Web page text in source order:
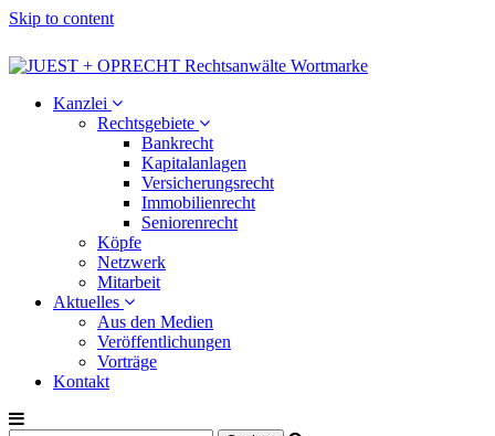
Skip to content
Kanzlei
Rechtsgebiete
Bankrecht
Kapitalanlagen
Versicherungsrecht
Immobilienrecht
Seniorenrecht
Köpfe
Netzwerk
Mitarbeit
Aktuelles
Aus den Medien
Veröffentlichungen
Vorträge
Kontakt